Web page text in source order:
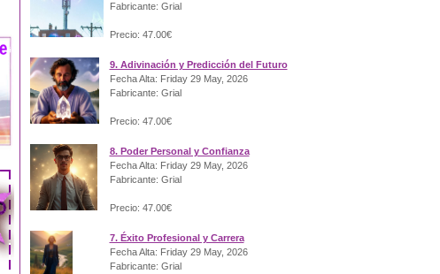
Fabricante: Grial
Precio: 47.00€
9. Adivinación y Predicción del Futuro
Fecha Alta: Friday 29 May, 2026
Fabricante: Grial
Precio: 47.00€
8. Poder Personal y Confianza
Fecha Alta: Friday 29 May, 2026
Fabricante: Grial
Precio: 47.00€
7. Éxito Profesional y Carrera
Fecha Alta: Friday 29 May, 2026
Fabricante: Grial